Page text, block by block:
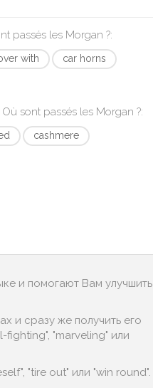
passés les Morgan ?:
with
car horns
Où sont passés les Morgan ?:
cashmere
и помогают Вам улучшить
и сразу же получить его
fighting", "marveling" или
"tire out" или "win round".